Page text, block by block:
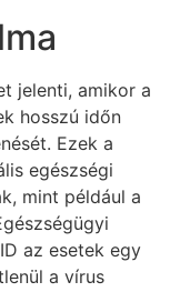
jelenti, amikor a
hosszú időn
Ezek a
egészségi
mint például a
az esetek egy
a vírus